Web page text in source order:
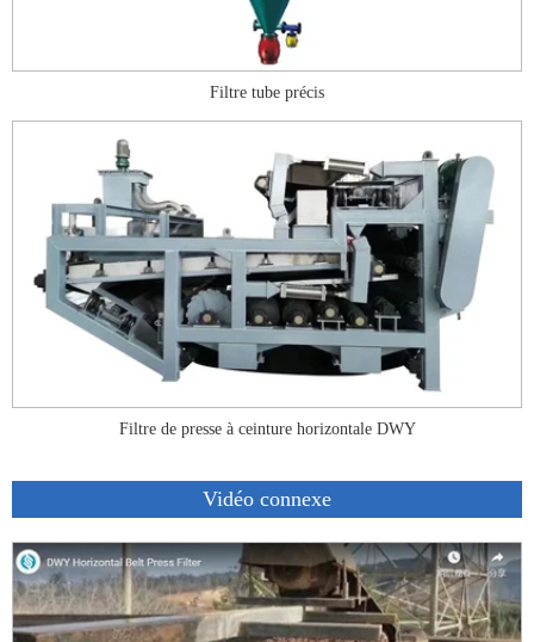
Filtre tube précis
Filtre de presse à ceinture horizontale DWY
Vidéo connexe